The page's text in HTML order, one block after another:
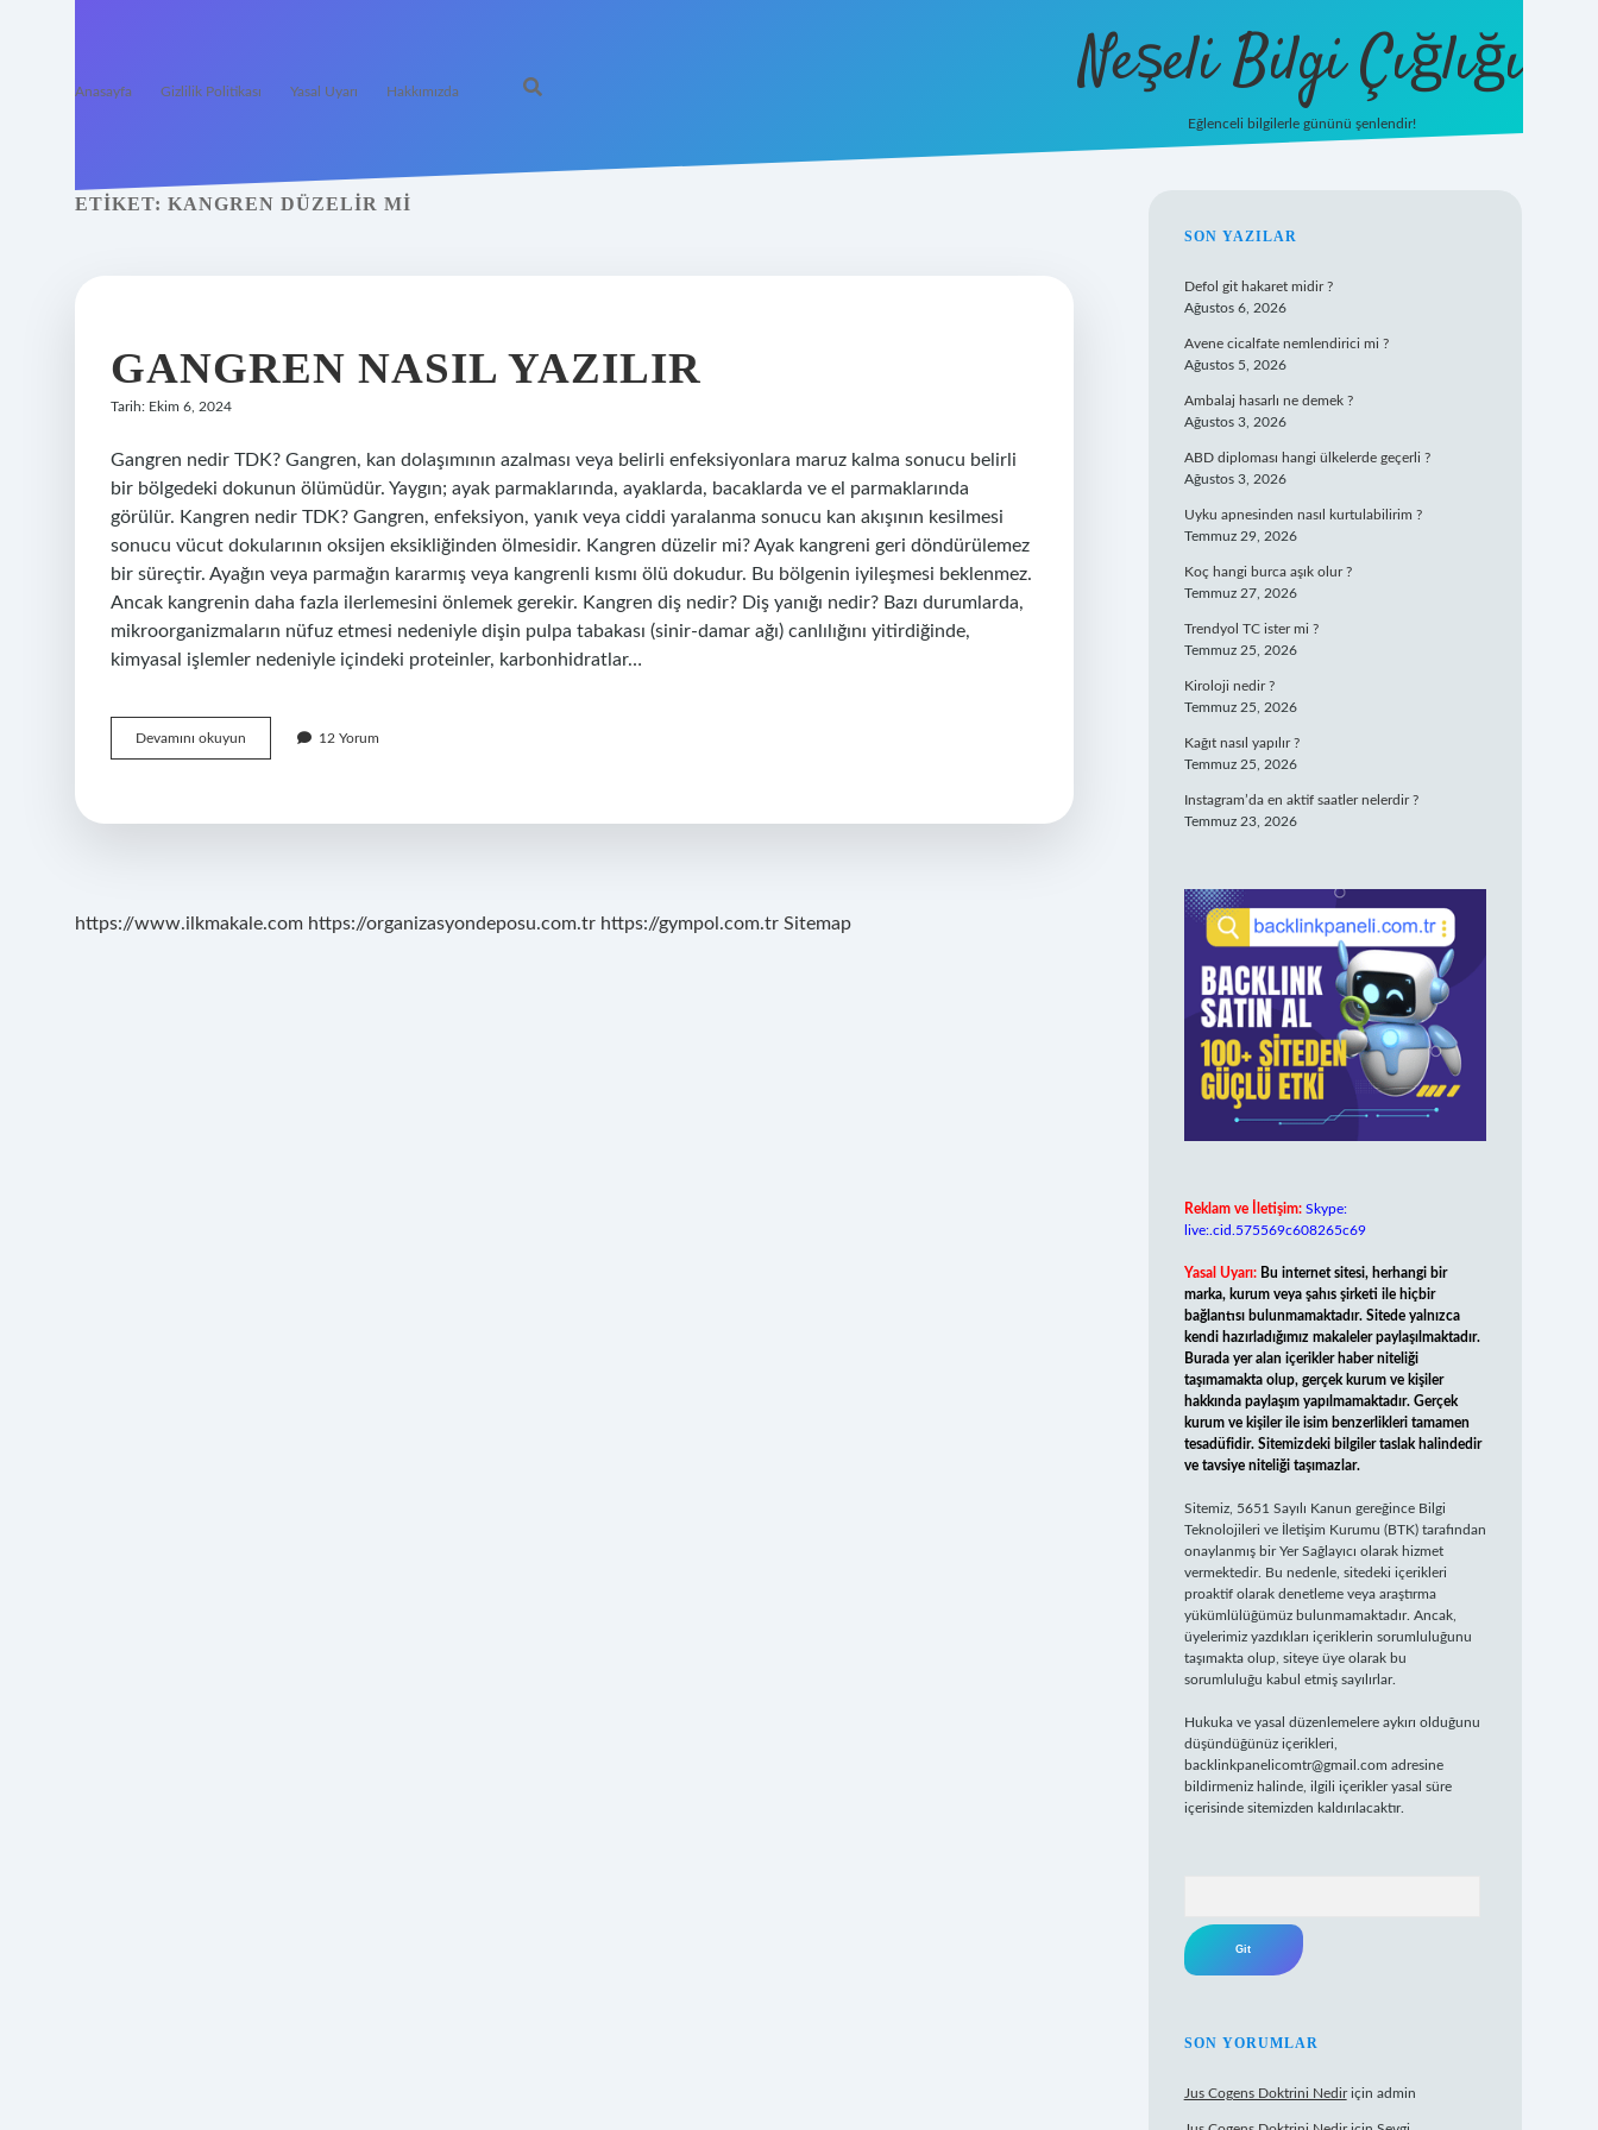
Anasayfa Gizlilik Politikası Yasal Uyarı Hakkımızda Neşeli Bilgi Çığlığı
Eğlenceli bilgilerle gününü şenlendir!
ETIKET: KANGREN DÜZELIR MI
GANGREN NASIL YAZILIR
Tarih: Ekim 6, 2024
Gangren nedir TDK? Gangren, kan dolaşımının azalması veya belirli enfeksiyonlara maruz kalma sonucu belirli
bir bölgedeki dokunun ölümüdür. Yaygın; ayak parmaklarında, ayaklarda, bacaklarda ve el parmaklarında
görülür. Kangren nedir TDK? Gangren, enfeksiyon, yanık veya ciddi yaralanma sonucu kan akışının kesilmesi
sonucu vücut dokularının oksijen eksikliğinden ölmesidir. Kangren düzelir mi? Ayak kangreni geri döndürülemez
bir süreçtir. Ayağın veya parmağın kararmış veya kangrenli kısmı ölü dokudur. Bu bölgenin iyileşmesi beklenmez.
Ancak kangrenin daha fazla ilerlemesini önlemek gerekir. Kangren diş nedir? Diş yanığı nedir? Bazı durumlarda,
mikroorganizmaların nüfuz etmesi nedeniyle dişin pulpa tabakası (sinir-damar ağı) canlılığını yitirdiğinde,
kimyasal işlemler nedeniyle içindeki proteinler, karbonhidratlar…
Devamını okuyun Gangren
Nasıl
12 Yorum
https://www.ilkmakale.com https://organizasyondeposu.com.tr https://gympol.com.tr Sitemap
SIDEBAR
SON YAZILAR
Defol git hakaret midir ?
Ağustos 6, 2026
Avene cicalfate nemlendirici mi ?
Ağustos 5, 2026
Ambalaj hasarlı ne demek ?
Ağustos 3, 2026
ABD diploması hangi ülkelerde geçerli ?
Ağustos 3, 2026
Uyku apnesinden nasıl kurtulabilirim ?
Temmuz 29, 2026
Koç hangi burca aşık olur ?
Temmuz 27, 2026
Trendyol TC ister mi ?
Temmuz 25, 2026
Kiroloji nedir ?
Temmuz 25, 2026
Kağıt nasıl yapılır ?
Temmuz 25, 2026
Instagram’da en aktif saatler nelerdir ?
Temmuz 23, 2026
Reklam ve İletişim: Skype:
live:.cid.575569c608265c69
Yasal Uyarı: Bu internet sitesi, herhangi bir
marka, kurum veya şahıs şirketi ile hiçbir
bağlantısı bulunmamaktadır. Sitede yalnızca
kendi hazırladığımız makaleler paylaşılmaktadır.
Burada yer alan içerikler haber niteliği
taşımamakta olup, gerçek kurum ve kişiler
hakkında paylaşım yapılmamaktadır. Gerçek
kurum ve kişiler ile isim benzerlikleri tamamen
tesadüfidir. Sitemizdeki bilgiler taslak halindedir
ve tavsiye niteliği taşımazlar.
Sitemiz, 5651 Sayılı Kanun gereğince Bilgi
Teknolojileri ve İletişim Kurumu (BTK) tarafından
onaylanmış bir Yer Sağlayıcı olarak hizmet
vermektedir. Bu nedenle, sitedeki içerikleri
proaktif olarak denetleme veya araştırma
yükümlülüğümüz bulunmamaktadır. Ancak,
üyelerimiz yazdıkları içeriklerin sorumluluğunu
taşımakta olup, siteye üye olarak bu
sorumluluğu kabul etmiş sayılırlar.
Hukuka ve yasal düzenlemelere aykırı olduğunu
düşündüğünüz içerikleri,
backlinkpanelicomtr@gmail.com adresine
bildirmeniz halinde, ilgili içerikler yasal süre
içerisinde sitemizden kaldırılacaktır.
SON YORUMLAR
Jus Cogens Doktrini Nediriçin admin